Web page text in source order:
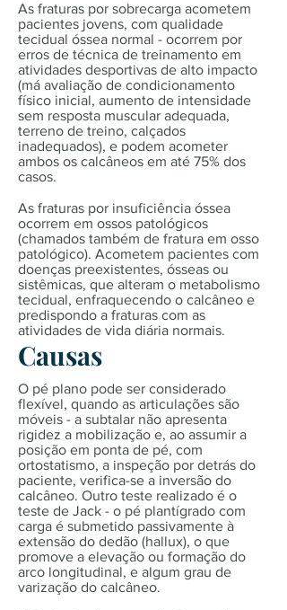
As fraturas por sobrecarga acometem
pacientes jovens, com qualidade
tecidual óssea normal - ocorrem por
erros de técnica de treinamento em
atividades desportivas de alto impacto
(má avaliação de condicionamento
físico inicial, aumento de intensidade
sem resposta muscular adequada,
terreno de treino, calçados
inadequados), e podem acometer
ambos os calcâneos em até 75% dos
casos.
As fraturas por insuficiência óssea
ocorrem em ossos patológicos
(chamados também de fratura em osso
patológico). Acometem pacientes com
doenças preexistentes, ósseas ou
sistêmicas, que alteram o metabolismo
tecidual, enfraquecendo o calcâneo e
predispondo a fraturas com as
atividades de vida diária normais.
Causas
O pé plano pode ser considerado
flexível, quando as articulações são
móveis - a subtalar não apresenta
rigidez a mobilização e, ao assumir a
posição em ponta de pé, com
ortostatismo, a inspeção por detrás do
paciente, verifica-se a inversão do
calcâneo. Outro teste realizado é o
teste de Jack - o pé plantígrado com
carga é submetido passivamente à
extensão do dedão (hallux), o que
promove a elevação ou formação do
arco longitudinal, e algum grau de
varização do calcâneo.